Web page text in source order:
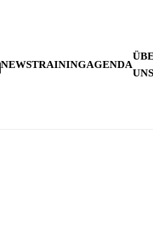
NEWSTRAININGAGENDA
UNS